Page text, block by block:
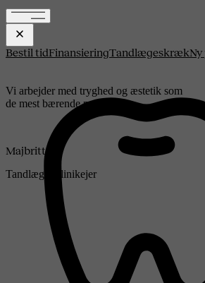
Bestil tidFinansieringTandlægeskræk
Vi arbejder med tryghed og æstetik som
de mest bærende parametre
Majbritt
Tandlæge, klinikejer